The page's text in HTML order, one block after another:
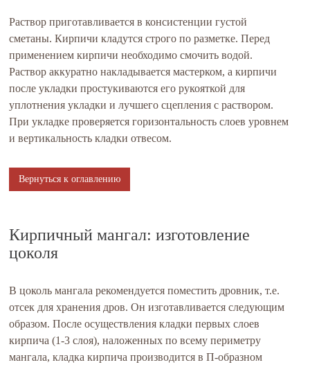
Раствор приготавливается в консистенции густой
сметаны. Кирпичи кладутся строго по разметке. Перед
применением кирпичи необходимо смочить водой.
Раствор аккуратно накладывается мастерком, а кирпичи
после укладки простукиваются его рукояткой для
уплотнения укладки и лучшего сцепления с раствором.
При укладке проверяется горизонтальность слоев уровнем
и вертикальность кладки отвесом.
Вернуться к оглавлению
Кирпичный мангал: изготовление
цоколя
В цоколь мангала рекомендуется поместить дровник, т.е.
отсек для хранения дров. Он изготавливается следующим
образом. После осуществления кладки первых слоев
кирпича (1-3 слоя), наложенных по всему периметру
мангала, кладка кирпича производится в П-образном